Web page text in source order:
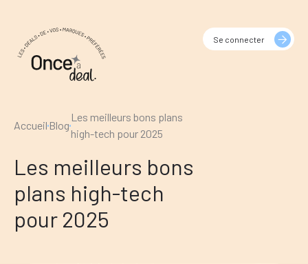
AccueilBlog
Les meilleurs bons plans
high-tech pour 2025
Les meilleurs bons
plans high-tech
pour 2025
Se connecter